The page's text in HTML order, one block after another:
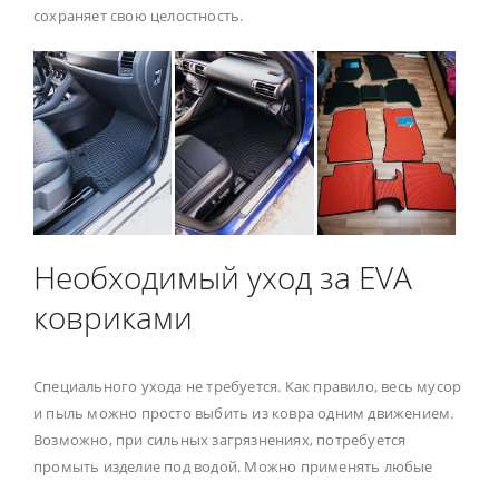
сохраняет свою целостность.
Необходимый уход за EVA
ковриками
Специального ухода не требуется. Как правило, весь мусор
и пыль можно просто выбить из ковра одним движением.
Возможно, при сильных загрязнениях, потребуется
промыть изделие под водой. Можно применять любые